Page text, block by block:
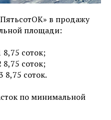
в продажу
площади:
8,75 соток;
8,75 соток;
8,75 соток.
по минимальной